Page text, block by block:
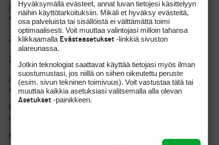
3 MURRAY, George 141
4 LITTLE, Sam 141,5
…
20 EROFEJEFF, Peter* 143,5
…
24 BESSELING, Wil 144
…
48 KORHONEN, Mikko* 145,5
48 KAKKO, Roope* 145,5
Näin teoreettisesti sija 25 olisi Roope Mikko osastolla vain 1,5
lyännin päässä.
Katsellaan tilanne tämänpäiväisen jälkeen.
Hyväksymällä evästeet, annat luvan tietojesi käsittelyyn
näihin käyttötarkoituksiin. Mikäli et hyväksy evästeitä,
osa palveluista tai sisällöistä ei välttämättä toimi
optimaalisesti. Voit muuttaa valintojasi milloin tahansa
klikkaamalla Evästeasetukset -linkkiä sivuston
alareunassa.
Jotkin teknologiat saattavat käyttää tietojasi myös ilman
suostumustasi, jos niillä on siihen oikeutettu peruste
(esim. sivun tekninen toimivuus). Voit vastustaa tätä tai
muuttaa kaikkia asetuksiasi valitsemalla alla olevan
Asetukset -painikkeen.